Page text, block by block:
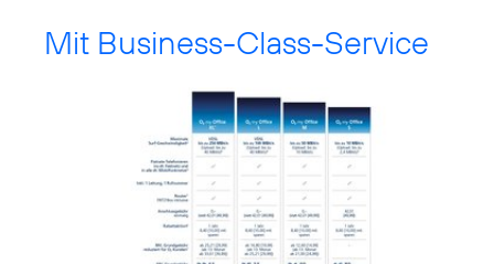
Mit Business-Class-Service